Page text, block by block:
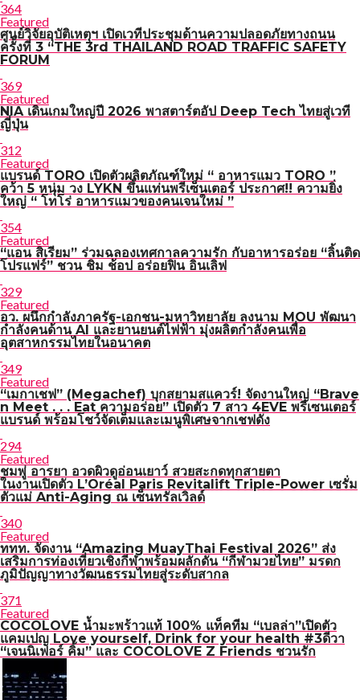
364
Featured
ศูนย์วิจัยอุบัติเหตุฯ เปิดเวทีประชุมด้านความปลอดภัยทางถนน
ครั้งที่ 3 “THE 3rd THAILAND ROAD TRAFFIC SAFETY
FORUM
369
Featured
NIA เดินเกมใหญ่ปี 2026 พาสตาร์ตอัป Deep Tech ไทยสู่เวที
ญี่ปุ่น
312
Featured
แบรนด์ TORO เปิดตัวผลิตภัณฑ์ใหม่ “ อาหารแมว TORO ”
คว้า 5 หนุ่ม วง LYKN ขึ้นแท่นพรีเซ็นเตอร์ ประกาศ!! ความยิ่ง
ใหญ่ “ โทโร่ อาหารแมวของคนเจนใหม่ ”
354
Featured
“แอน สิเรียม” ร่วมฉลองเทศกาลความรัก กับอาหารอร่อย “ลิ้นติด
โปรแฟร์” ชวน ชิม ช้อป อร่อยฟิน อินเลิฟ
329
Featured
อว. ผนึกกำลังภาครัฐ-เอกชน-มหาวิทยาลัย ลงนาม MOU พัฒนา
กำลังคนด้าน AI และยานยนต์ไฟฟ้า มุ่งผลิตกำลังคนเพื่อ
อุตสาหกรรมไทยในอนาคต
349
Featured
“เมกาเชฟ” (Megachef) บุกสยามสแควร์! จัดงานใหญ่ “Brave
n Meet . . . Eat ความอร่อย” เปิดตัว 7 สาว 4EVE พรีเซนเตอร์
แบรนด์ พร้อมโชว์จัดเต็มและเมนูพิเศษจากเชฟดัง
294
Featured
ชมพู่ อารยา อวดผิวดูอ่อนเยาว์ สวยสะกดทุกสายตา
ในงานเปิดตัว L’Oréal Paris Revitalift Triple-Power เซรั่ม
ตัวแม่ Anti-Aging ณ เซ็นทรัลเวิลด์
340
Featured
ททท. จัดงาน “Amazing MuayThai Festival 2026” ส่ง
เสริมการท่องเที่ยวเชิงกีฬาพร้อมผลักดัน “กีฬามวยไทย” มรดก
ภูมิปัญญาทางวัฒนธรรมไทยสู่ระดับสากล
371
Featured
COCOLOVE น้ำมะพร้าวแท้ 100% แท็คทีม “เบลล่า”เปิดตัว
แคมเปญ Love yourself, Drink for your health #3ดีวา
“เจนนิเฟอร์ คิ้ม” และ COCOLOVE Z Friends ชวนรัก